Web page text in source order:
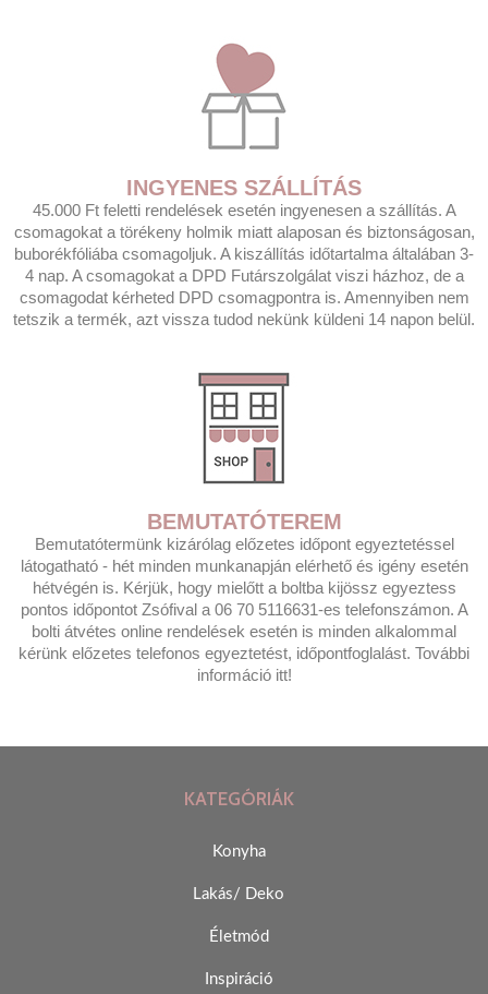
INGYENES SZÁLLÍTÁS
45.000 Ft feletti rendelések esetén ingyenesen a szállítás. A
csomagokat a törékeny holmik miatt alaposan és biztonságosan,
buborékfóliába csomagoljuk. A kiszállítás időtartalma általában 3-
4 nap. A csomagokat a DPD Futárszolgálat viszi házhoz, de a
csomagodat kérheted DPD csomagpontra is. Amennyiben nem
tetszik a termék, azt vissza tudod nekünk küldeni 14 napon belül.
BEMUTATÓTEREM
Bemutatótermünk kizárólag előzetes időpont egyeztetéssel
látogatható - hét minden munkanapján elérhető és igény esetén
hétvégén is. Kérjük, hogy mielőtt a boltba kijössz egyeztess
pontos időpontot Zsófival a 06 70 5116631-es telefonszámon. A
bolti átvétes online rendelések esetén is minden alkalommal
kérünk előzetes telefonos egyeztetést, időpontfoglalást. További
információ itt!
KATEGÓRIÁK
Konyha
Lakás/ Deko
Életmód
Inspiráció